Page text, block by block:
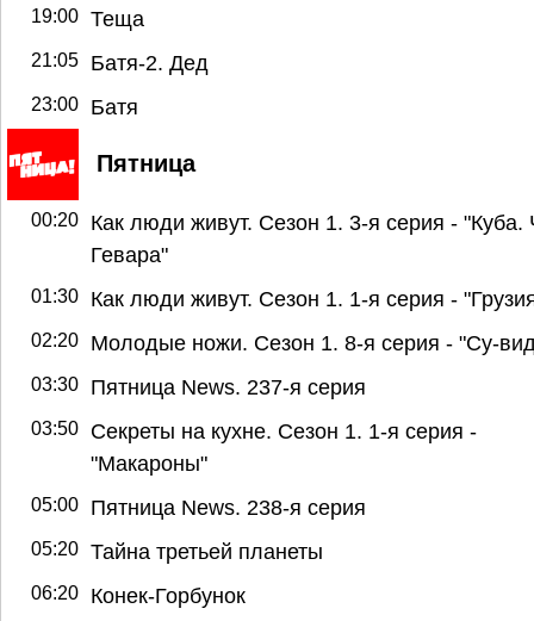
19:00 Теща
21:05 Батя-2. Дед
23:00 Батя
Пятница
00:20
Как люди живут. Сезон 1. 3-я серия - "Куба.
Гевара"
01:30 Как люди живут. Сезон 1. 1-я серия -
02:20 Молодые ножи. Сезон 1. 8-я серия - "Су-
03:30 Пятница News. 237-я серия
03:50
Секреты на кухне. Сезон 1. 1-я серия -
"Макароны"
05:00 Пятница News. 238-я серия
05:20 Тайна третьей планеты
06:20 Конек-Горбунок